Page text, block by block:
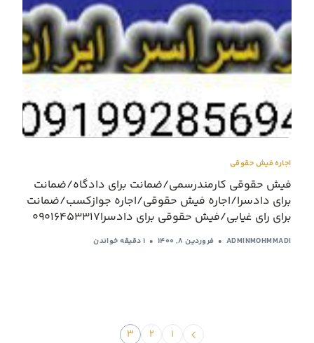
اجاره فیش حقوقی
فیش حقوقی کارمندرسمی/ضمانت برای دادگاه/ضمانت
برای دادسرا/اجاره فیش حقوقی/اجاره جوازکسب/ضمانت
برای رای غیابی/فیش حقوقی برای دادسرا09016453317
ADMINMOHMMADI فروردین ۸, ۱۴۰۰ 1 دقیقه خواندن
۱ ۲ ۳